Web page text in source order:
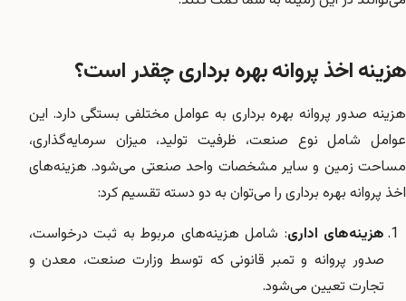
هزینه اخذ پروانه بهره برداری چقدر است؟
هزینه صدور پروانه بهره برداری به عوامل مختلفی بستگی دارد. این
عوامل شامل نوع صنعت، ظرفیت تولید، میزان سرمایه‌گذاری،
مساحت زمین و سایر مشخصات واحد صنعتی می‌شود. هزینه‌های
اخذ پروانه بهره برداری را می‌توان به دو دسته تقسیم کرد:
هزینه‌های اداری: شامل هزینه‌های مربوط به ثبت درخواست،
صدور پروانه و تمبر قانونی که توسط وزارت صنعت، معدن و
تجارت تعیین می‌شود.